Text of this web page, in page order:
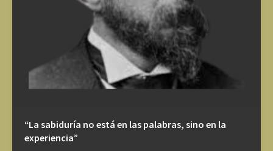
“La sabiduría no está en las palabras, sino en la
experiencia”